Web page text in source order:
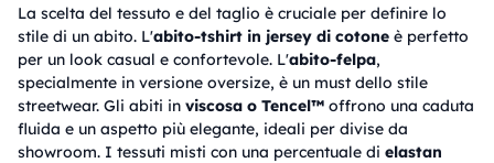
La scelta del tessuto e del taglio è cruciale per definire lo
stile di un abito. L'abito-tshirt in jersey di cotone è perfetto
per un look casual e confortevole. L'abito-felpa,
specialmente in versione oversize, è un must dello stile
streetwear. Gli abiti in viscosa o Tencel™ offrono una caduta
fluida e un aspetto più elegante, ideali per divise da
showroom. I tessuti misti con una percentuale di elastan